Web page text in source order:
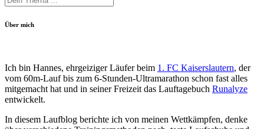
Über mich
Ich bin Hannes, ehrgeiziger Läufer beim 1. FC Kaiserslautern, der
vom 60m-Lauf bis zum 6-Stunden-Ultramarathon schon fast alles
mitgemacht hat und in seiner Freizeit das Lauftagebuch Runalyze
entwickelt.
In diesem Laufblog berichte ich von meinen Wettkämpfen, denke